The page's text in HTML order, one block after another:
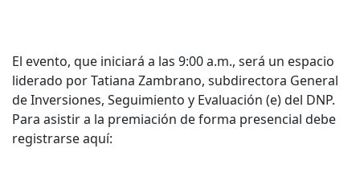
El evento, que iniciará a las 9:00 a.m., será un espacio
liderado por Tatiana Zambrano, subdirectora General
de Inversiones, Seguimiento y Evaluación (e) del DNP.
Para asistir a la premiación de forma presencial debe
registrarse aquí: